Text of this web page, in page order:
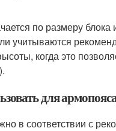
по размеру
учитываются
когда это
для
в соответствии с